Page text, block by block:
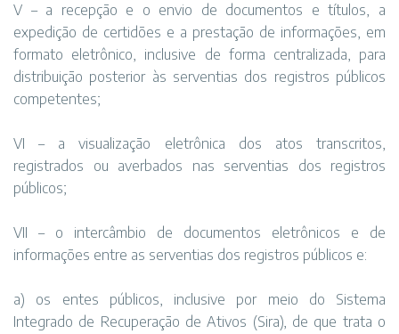
V – a recepção e o envio de documentos e títulos, a
expedição de certidões e a prestação de informações, em
formato eletrônico, inclusive de forma centralizada, para
distribuição posterior às serventias dos registros públicos
competentes;
VI – a visualização eletrônica dos atos transcritos,
registrados ou averbados nas serventias dos registros
públicos;
VII – o intercâmbio de documentos eletrônicos e de
informações entre as serventias dos registros públicos e:
a) os entes públicos, inclusive por meio do Sistema
Integrado de Recuperação de Ativos (Sira), de que trata o